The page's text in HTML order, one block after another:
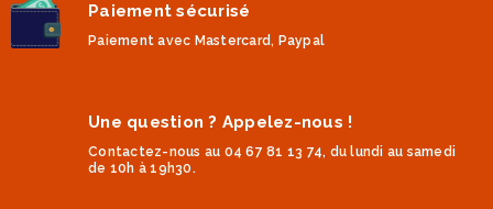
Paiement sécurisé
Paiement avec Mastercard, Paypal
Une question ? Appelez-nous !
Contactez-nous au 04 67 81 13 74, du lundi au samedi
de 10h à 19h30.